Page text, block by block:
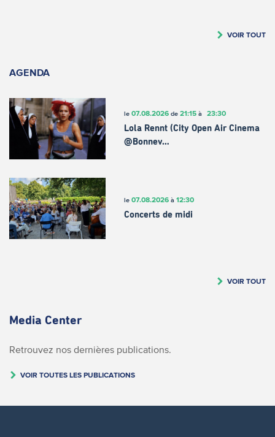
VOIR TOUT
AGENDA
le 07.08.2026de 21:15à 23:30
Lola Rennt (City Open Air Cinema
@Bonnev…
le 07.08.2026à 12:30
Concerts de midi
VOIR TOUT
Media Center
Retrouvez nos dernières publications.
VOIR TOUTES LES PUBLICATIONS